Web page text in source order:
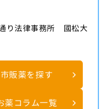
り法律事務所 國松大
市販薬を探す
薬コラム一覧